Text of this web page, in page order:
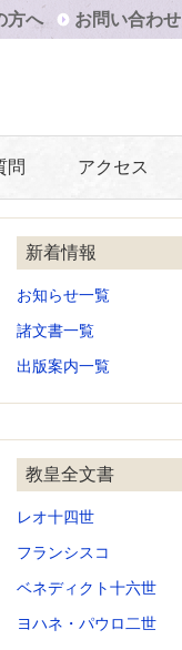
方へ お問い合わせ
問 アクセス
新着情報
お知らせ一覧
諸文書一覧
出版案内一覧
教皇全文書
レオ十四世
フランシスコ
ベネディクト十六世
ヨハネ・パウロ二世